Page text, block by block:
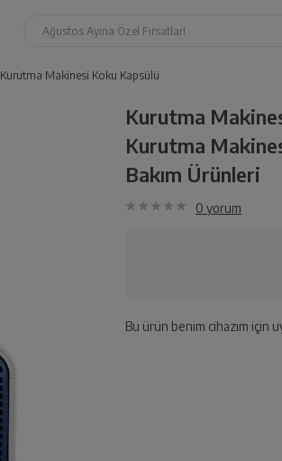
Ağustos Ayına Özel Fırsatlar!
Kurutma Makinesi Koku Kapsülü
Kurutma
Kurutma
Bakım Ürünleri
0 yorum
Bu ürün benim cihazım için